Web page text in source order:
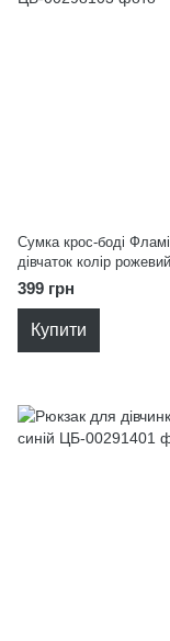
Сумка крос-боді
дівчаток колір рожевий
399 грн
Купити